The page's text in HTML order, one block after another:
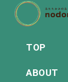
TOP
ABOUT